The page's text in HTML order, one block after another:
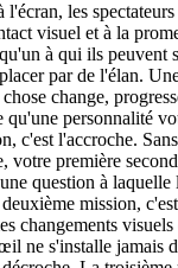
l'écran, les
visuel et à la
à qui ils peuvent
par de l'élan.
change,
qu'une personnalité
c'est l'accroche.
votre première
question à laquelle
mission,
changements
ne s'installe jamais